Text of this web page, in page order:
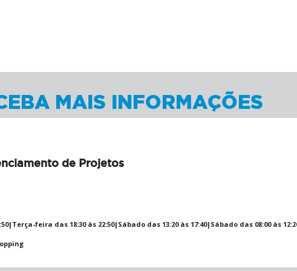
MAIS INFORMAÇÕES
de Projetos
feira das 18:30 às 22:50|Sábado das 13:20 às 17:40|Sábado das 08:00 às